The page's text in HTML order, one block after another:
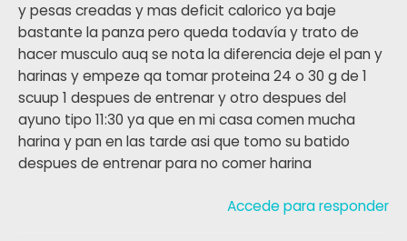
y pesas creadas y mas deficit calorico ya baje
bastante la panza pero queda todavía y trato de
hacer musculo auq se nota la diferencia deje el pan y
harinas y empeze qa tomar proteina 24 o 30 g de 1
scuup 1 despues de entrenar y otro despues del
ayuno tipo 11:30 ya que en mi casa comen mucha
harina y pan en las tarde asi que tomo su batido
despues de entrenar para no comer harina
Accede para responder